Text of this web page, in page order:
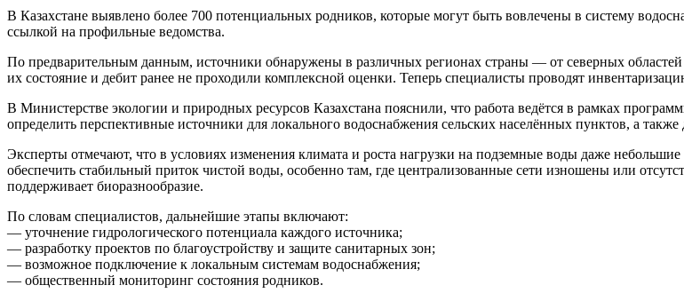
В Казахстане выявлено более 700 потенциальных родников, которые могут быть вовлечены в систему
ссылкой на профильные ведомства.
По предварительным данным, источники обнаружены в различных регионах страны — от северных
их состояние и дебит ранее не проходили комплексной оценки. Теперь специалисты проводят
В Министерстве экологии и природных ресурсов Казахстана пояснили, что работа ведётся в рамках
определить перспективные источники для локального водоснабжения сельских населённых пунктов, а
Эксперты отмечают, что в условиях изменения климата и роста нагрузки на подземные воды даже
обеспечить стабильный приток чистой воды, особенно там, где централизованные сети изношены или
поддерживает биоразнообразие.
По словам специалистов, дальнейшие этапы включают:
— уточнение гидрологического потенциала каждого источника;
— разработку проектов по благоустройству и защите санитарных зон;
— возможное подключение к локальным системам водоснабжения;
— общественный мониторинг состояния родников.